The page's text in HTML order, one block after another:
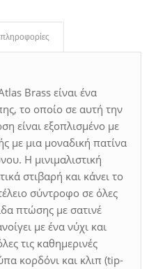
Brass είναι ένα
το οποίο σε αυτή την
είναι εξοπλισμένο με
με μια μοναδική πατίνα
Η μινιμαλιστική
στιβαρή και κάνει το
σύντροφο σε όλες
πτώσης με σατινέ
με ένα νύχι και
τις καθημερινές
κορδόνι και κλιπ (tip-